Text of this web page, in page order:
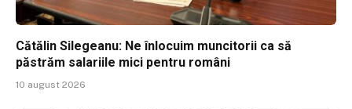
Cătălin Silegeanu: Ne înlocuim muncitorii ca să
păstrăm salariile mici pentru români
10 august 2026